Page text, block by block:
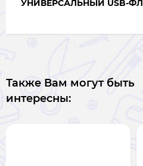
УНИВЕРСАЛЬНЫЙ USB-
Также Вам могут быть
интересны: